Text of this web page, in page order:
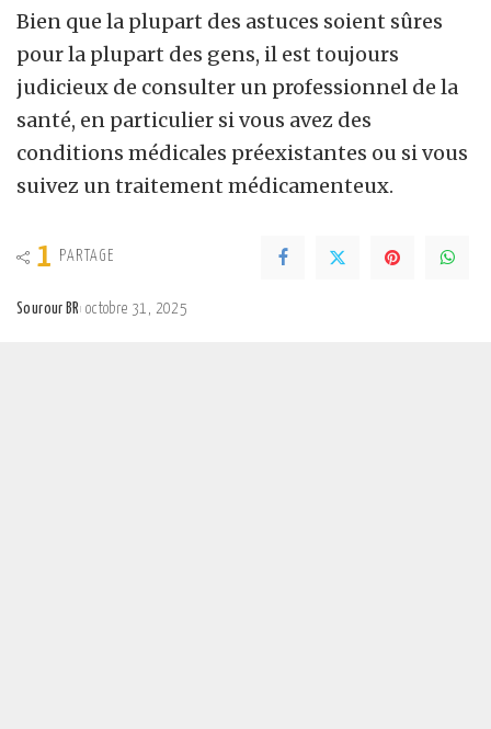
Bien que la plupart des astuces soient sûres
pour la plupart des gens, il est toujours
judicieux de consulter un professionnel de la
santé, en particulier si vous avez des
conditions médicales préexistantes ou si vous
suivez un traitement médicamenteux.
1 PARTAGE
Sourour BR octobre 31, 2025